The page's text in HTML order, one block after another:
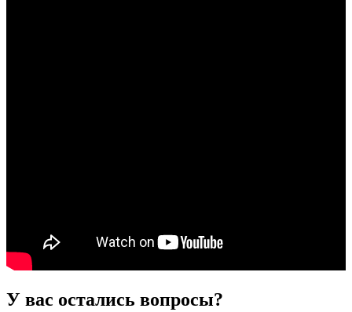
У вас остались вопросы?